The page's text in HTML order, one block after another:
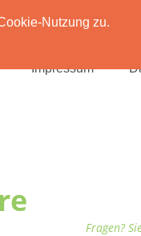
Nutzung zu.
Impressum
Fragen?